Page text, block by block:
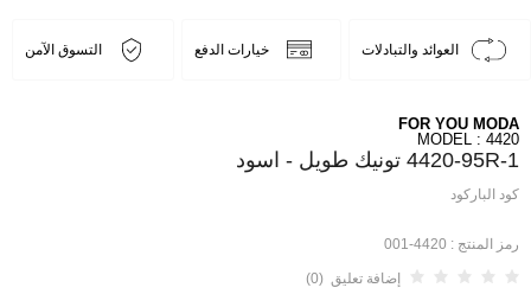
العوائد والتبادلات خيارات الدفع التسوق الآمن
FOR YOU MODA
MODEL : 4420
4420-95R-1 تونيك طويل - اسود
كود الباركود
رمز المنتج : 4420-001
إضافة تعليق (0)